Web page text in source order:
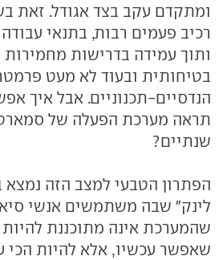
ומתקדם עקב בצד אגודל. זאת
רכיב פעמים רבות, בתנאי
ותוך עמידה בדרישות מחמירות
בטיחותית ובעוד לא מעט
הנדסיים-תכנוניים. אבל איך
תראה מערכת הפעלה של
שנתיים?
הפתרון הטבעי למצב הזה נמצא
לינק" שבה משתמשים אנשי
שהמערכת אינה מתוכננת להיות
שאפשר עכשיו, אלא להיות הכי